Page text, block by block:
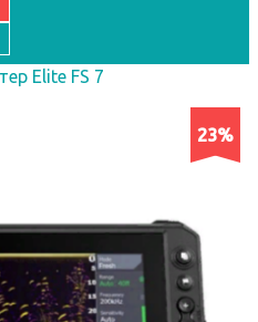
Elite FS 7
23%